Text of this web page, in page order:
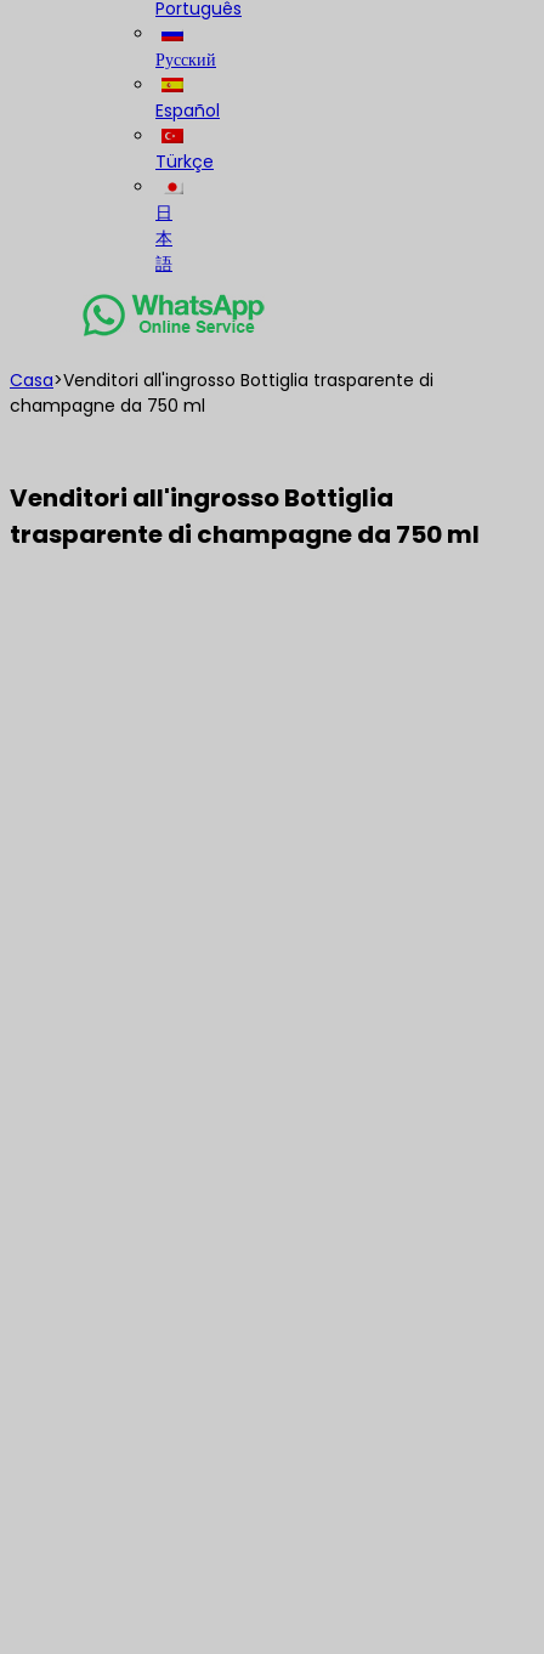
Português
Русский
Español
Türkçe
日
本
語
Casa>Venditori all'ingrosso Bottiglia trasparente di
champagne da 750 ml
Venditori all'ingrosso Bottiglia
trasparente di champagne da 750 ml